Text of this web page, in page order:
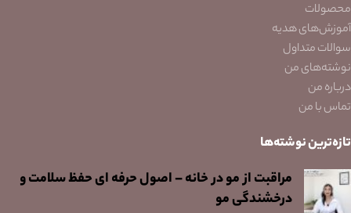
محصولات
آموزش‌های هدیه
سوالات متداول
نوشته‌های من
درباره من
تماس با من
تازه‌ترین نوشته‌ها
مراقبت از مو در خانه – اصول حرفه ای حفظ سلامت و
درخشندگی مو